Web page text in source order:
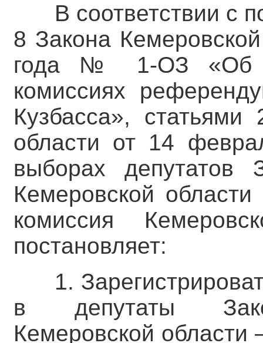
В соответствии с
8 Закона
года № 1-ОЗ «Об
комиссиях
Кузбасса»,
области от 14
выборах депутатов
Кемеровской
комиссия
постановляет:
1.
в депутаты
Кемеровской области